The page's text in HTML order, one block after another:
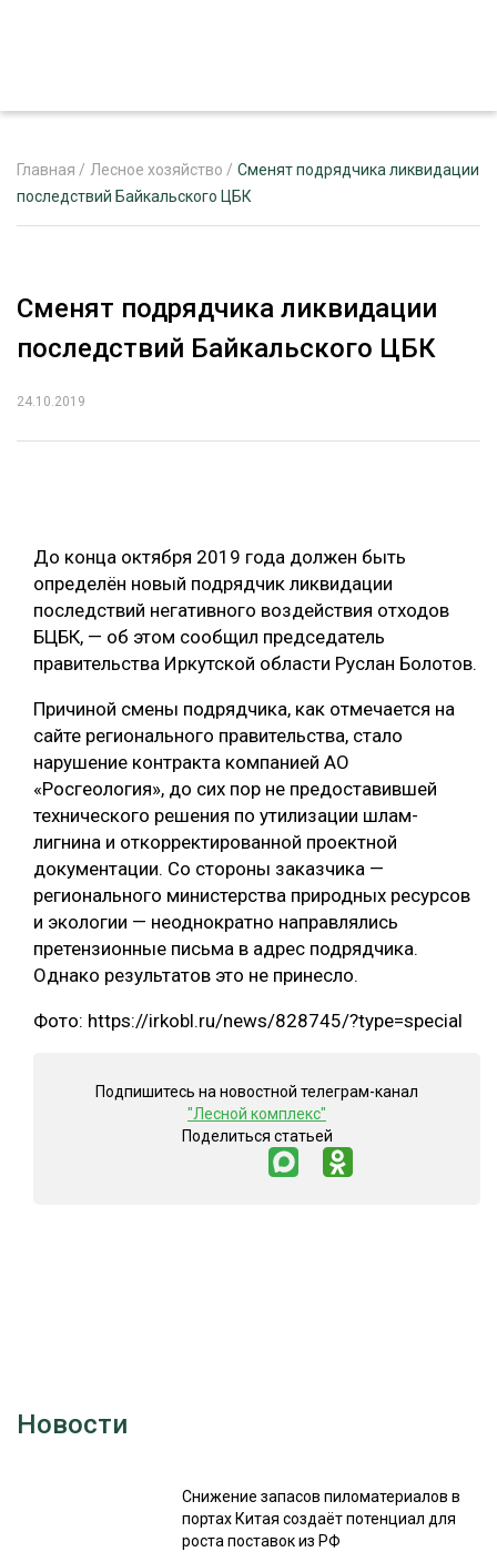
РЕКЛАМОДАТЕЛЯМ
ЛЕСНОЕ ХОЗЯЙСТВО
ЦИФРОВАЯ СРЕДА
БИОЭНЕРГЕТИКА
ЛЕСОВОССТАНОВЛЕНИЕ И ЗАЩИТА
ПРОИЗВОДСТВО ДРЕВЕСНЫХ ПЛИТ
ЦБП
КОМПЛЕКСНАЯ ПЕРЕРАБОТКА
ЛЕСОПИЛЕНИЕ
ДЕРЕВЯННОЕ ДОМОСТРОЕНИЕ
БЕЗОПАСНОЕ ПРОИЗВОДСТВО
СОРТИРОВКА ДРЕВЕСИНЫ
СУШКА ДРЕВЕСИНЫ
ТЕМАТИЧЕСКИЕ ПРОЕКТЫ
ПОДБОРКИ СТАТЕЙ
Главная / Лесное хозяйство / Сменят подрядчика ликвидации
последствий Байкальского ЦБК
Сменят подрядчика ликвидации
последствий Байкальского ЦБК
24.10.2019
До конца октября 2019 года должен быть
определён новый подрядчик ликвидации
последствий негативного воздействия отходов
БЦБК, — об этом сообщил председатель
правительства Иркутской области Руслан Болотов.
Причиной смены подрядчика, как отмечается на
сайте регионального правительства, стало
нарушение контракта компанией АО
«Росгеология», до сих пор не предоставившей
технического решения по утилизации шлам-
лигнина и откорректированной проектной
документации. Со стороны заказчика —
регионального министерства природных ресурсов
и экологии — неоднократно направлялись
претензионные письма в адрес подрядчика.
Однако результатов это не принесло.
Фото: https://irkobl.ru/news/828745/?type=special
Подпишитесь на новостной телеграм-канал
"Лесной комплекс"
Поделиться статьей
Новости
Снижение запасов пиломатериалов в
портах Китая создаёт потенциал для
роста поставок из РФ